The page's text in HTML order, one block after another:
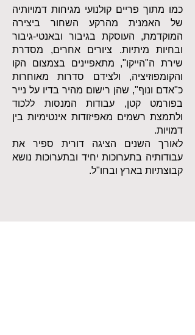
כמו מתוך פריים קולנועי מגיחות דמויותיה
של האמנית מהרקע השחור ביצירה
המוקדמת, העוסקת בגיבור ובאנטי-גיבור
ובחיות מיתיות. ציורים אחרים, מסדרת
שירת ה"הייקו", מתאפיינים בצמצום הקו
והקומפוזיציה, ולצידם סדרות מאוחרות
כ"אדם ונוף", שהן רישום מהיר בדיו על נייר
בפורמט קטן, עבודות המנסות ללכוד
ולתמצת רשמים מאפיזודות אינטימיות בין
דמויות.
לאורך השנים הציגה דורית ספיר את
עבודותיה בתערוכות יחיד ובתערוכות נושא
קבוצתיות בארץ ובחו"ל.